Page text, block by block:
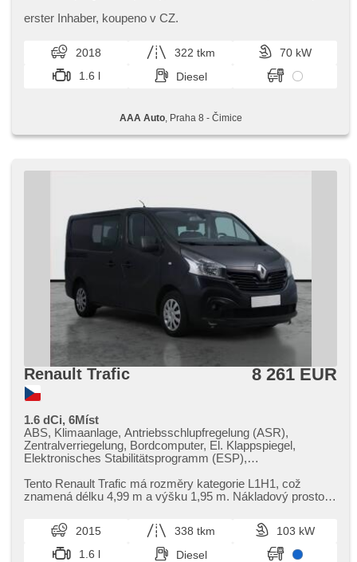
El. Spiegel, Servolenkung, El. Seitenscheiben, Autoradio,
erster Inhaber,​ koupeno v CZ.
2018 322 tkm
70 kW
1.6 l
Diesel
AAA Auto, Praha 8 - Čimice
Renault Trafic 8 261 EUR
1.6 dCi, 6Míst
ABS, Klimaanlage, Antriebsschlupfregelung (ASR),
Zentralverriegelung, Bordcomputer, El. Klappspiegel,
Elektronisches Stabilitätsprogramm (ESP),
Taste, Anhängerkupplung, Reifendrucksensor,
Parkassistent, Servolenkung, El. Seitenscheiben, Autoradio,
Tento Renault Trafic má rozměry kategorie L1H1,​ což
znamená délku 4,​99 m a výšku 1,​95 m. Nákladový prostor
2015 338 tkm
103 kW
1.6 l
Diesel